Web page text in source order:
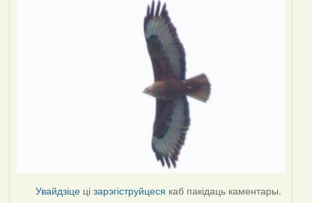
Увайдзіце цізарэгіструйцеся каб пакідаць каментары.